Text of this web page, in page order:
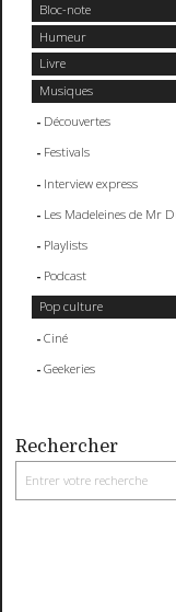
Bloc-note
Humeur
Livre
Musiques
Découvertes
Festivals
Interview express
Les Madeleines de Mr
Playlists
Podcast
Pop culture
Ciné
Geekeries
Rechercher